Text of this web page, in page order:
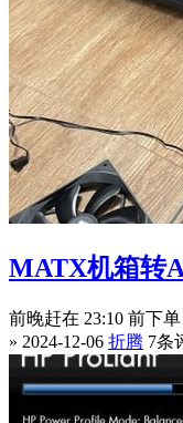
MATX机箱转
前晚赶在 23:10 前下
» 2024-12-06 折腾 7条